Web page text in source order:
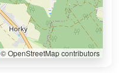
© OpenStreetMap contributors